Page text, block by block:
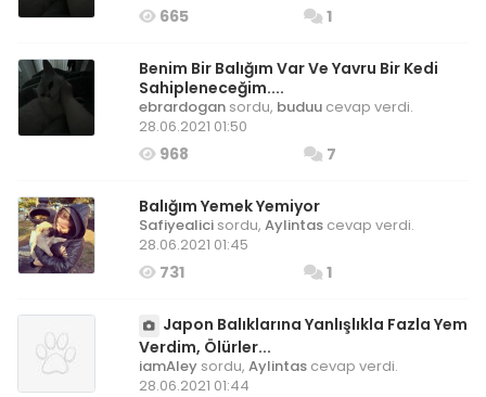
1
665
Benim Bir Balığım Var Ve Yavru Bir Kedi
Sahipleneceğim....
ebrardogansordu, buduucevap verdi.
28.06.2021 01:50
7
968
Balığım Yemek Yemiyor
Safiyealicisordu, Aylintascevap verdi.
28.06.2021 01:45
1
731
Japon Balıklarına Yanlışlıkla Fazla Yem
Verdim, Ölürler...
iamAleysordu, Aylintascevap verdi.
28.06.2021 01:44